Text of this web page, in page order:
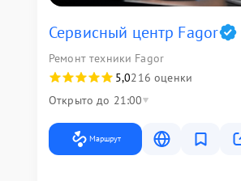
Сервисный центр Fagor
Ремонт техники Fagor
5,0216 оценки
Открыто до 21:00
Маршрут